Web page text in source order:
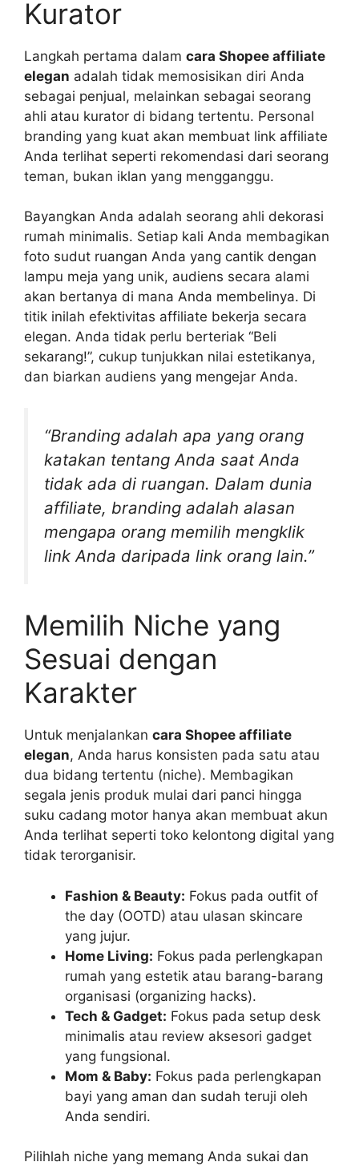
Kurator
Langkah pertama dalam cara Shopee affiliate
elegan adalah tidak memosisikan diri Anda
sebagai penjual, melainkan sebagai seorang
ahli atau kurator di bidang tertentu. Personal
branding yang kuat akan membuat link affiliate
Anda terlihat seperti rekomendasi dari seorang
teman, bukan iklan yang mengganggu.
Bayangkan Anda adalah seorang ahli dekorasi
rumah minimalis. Setiap kali Anda membagikan
foto sudut ruangan Anda yang cantik dengan
lampu meja yang unik, audiens secara alami
akan bertanya di mana Anda membelinya. Di
titik inilah efektivitas affiliate bekerja secara
elegan. Anda tidak perlu berteriak “Beli
sekarang!”, cukup tunjukkan nilai estetikanya,
dan biarkan audiens yang mengejar Anda.
“Branding adalah apa yang orang
katakan tentang Anda saat Anda
tidak ada di ruangan. Dalam dunia
affiliate, branding adalah alasan
mengapa orang memilih mengklik
link Anda daripada link orang lain.”
Memilih Niche yang
Sesuai dengan
Karakter
Untuk menjalankan cara Shopee affiliate
elegan, Anda harus konsisten pada satu atau
dua bidang tertentu (niche). Membagikan
segala jenis produk mulai dari panci hingga
suku cadang motor hanya akan membuat akun
Anda terlihat seperti toko kelontong digital yang
tidak terorganisir.
Fashion & Beauty: Fokus pada outfit of
the day (OOTD) atau ulasan skincare
yang jujur.
Home Living: Fokus pada perlengkapan
rumah yang estetik atau barang-barang
organisasi (organizing hacks).
Tech & Gadget: Fokus pada setup desk
minimalis atau review aksesori gadget
yang fungsional.
Mom & Baby: Fokus pada perlengkapan
bayi yang aman dan sudah teruji oleh
Anda sendiri.
Pilihlah niche yang memang Anda sukai dan